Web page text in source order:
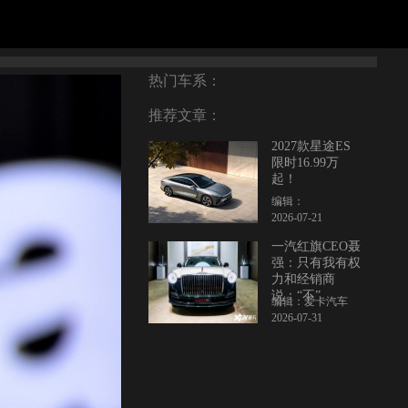
热门车系：
推荐文章：
2027款星途ES
限时16.99万
起！
编辑：
2026-07-21
一汽红旗CEO聂
强：只有我有权
力和经销商
说：“不”
编辑：爱卡汽车
2026-07-31